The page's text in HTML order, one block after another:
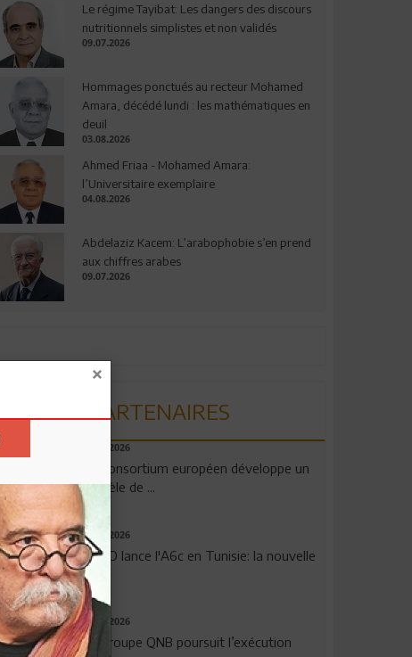
Le régime Tayibat: Les dangers des discours
nutritionnels simplistes et non validés
09.07.2026
Hommages ponctués au recteur Mohamed
Amara, décédé lundi : les mathématiques en
deuil
03.08.2026
Ahmed Friaa - Mohamed Amara:
l’Universitaire exemplaire
04.08.2026
Abdelaziz Kacem: L’arabophobie s’en prend
aux chiffres arabes
09.07.2026
PARTENAIRES
06.08.2026
Un consortium européen développe un
modèle de ...
04.08.2026
OPPO lance l'A6c en Tunisie: la nouvelle
...
29.07.2026
Le Groupe QNB poursuit l’exécution